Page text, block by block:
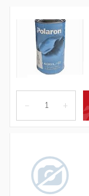
– +